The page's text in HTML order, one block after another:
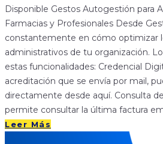
Disponible Gestos Autogestión para
Farmacias y Profesionales Desde
constantemente en cómo optimizar
administrativos de tu organización.
estas funcionalidades: Credencial
acreditación que se envía por mail,
directamente desde aquí. Consulta
permite consultar la última factura
Leer Más